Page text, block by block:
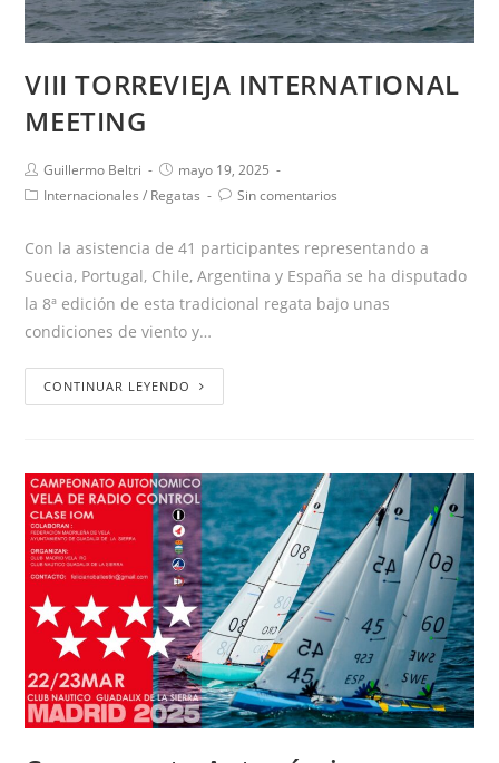
VIII TORREVIEJA INTERNATIONAL
MEETING
Guillermo Beltri
mayo 19, 2025
Internacionales / Regatas Sin comentarios
Con la asistencia de 41 participantes representando a
Suecia, Portugal, Chile, Argentina y España se ha disputado
la 8ª edición de esta tradicional regata bajo unas
condiciones de viento y…
CONTINUAR LEYENDO